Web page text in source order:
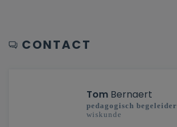
CONTACT
Tom Bernaert
pedagogisch begeleider
wiskunde